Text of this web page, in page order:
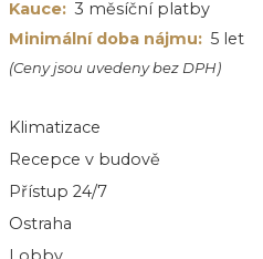
Kauce: 3 měsíční platby
Minimální doba nájmu: 5 let
(Ceny jsou uvedeny bez DPH)
Klimatizace
Recepce v budově
Přístup 24/7
Ostraha